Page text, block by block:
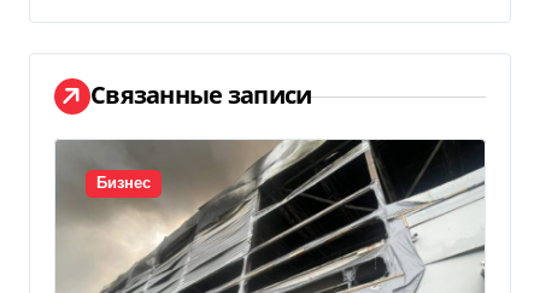
г
а
ц
и
я
Связанные записи
Бизнес